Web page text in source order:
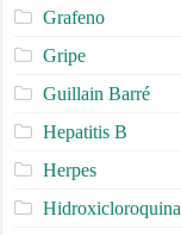
Grafeno
Gripe
Guillain Barré
Hepatitis B
Herpes
Hidroxicloroquina